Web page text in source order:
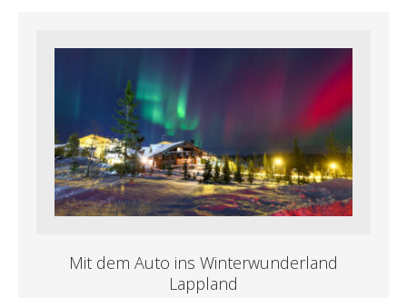
Mit dem Auto ins Winterwunderland
Lappland